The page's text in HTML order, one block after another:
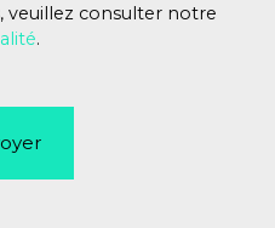
veuillez consulter notre
.